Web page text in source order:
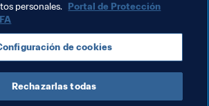
España
personales. Portal de Protección
de cookies
Rechazarlas todas